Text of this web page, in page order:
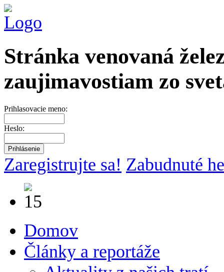
Stránka venovaná
zaujimavostiam zo
Prihlasovacie meno:
Heslo:
Zaregistrujte sa! Zabudnuté
Domov
Články a reportáže